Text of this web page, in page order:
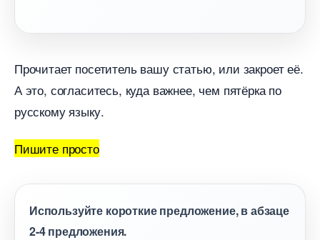
Прочитает посетитель вашу статью, или закроет её.
А это, согласитесь, куда важнее, чем пятёрка по
русскому языку.
Пишите просто
Используйте короткие предложение, в абзаце
2-4 предложения.